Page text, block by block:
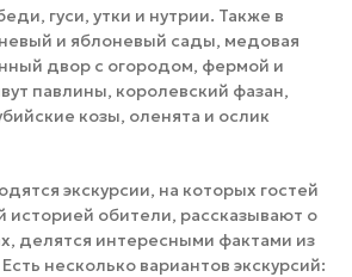
гуси, утки и нутрии. Также в
и яблоневый сады, медовая
двор с огородом, фермой и
павлины, королевский фазан,
козы, оленята и ослик
экскурсии, на которых гостей
историей обители, рассказывают о
делятся интересными фактами из
несколько вариантов экскурсий: